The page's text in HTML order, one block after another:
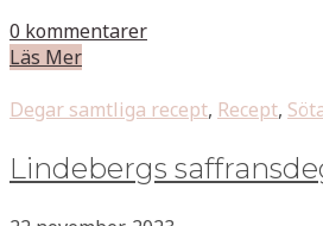
0 kommentarer
Läs Mer
Degar samtliga recept, Recept,
Lindebergs